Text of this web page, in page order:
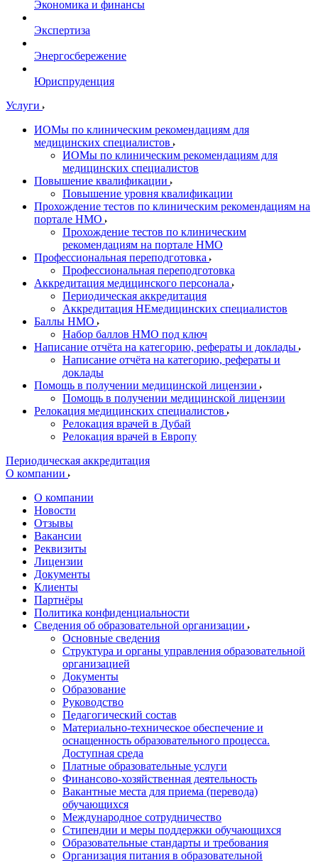
Экономика и финансы
Экспертиза
Энергосбережение
Юриспруденция
Услуги
ИОМы по клиническим рекомендациям для
медицинских специалистов
ИОМы по клиническим рекомендациям для
медицинских специалистов
Повышение квалификации
Повышение уровня квалификации
Прохождение тестов по клиническим рекомендациям на
портале НМО
Прохождение тестов по клиническим
рекомендациям на портале НМО
Профессиональная переподготовка
Профессиональная переподготовка
Аккредитация медицинского персонала
Периодическая аккредитация
Аккредитация НЕмедицинских специалистов
Баллы НМО
Набор баллов НМО под ключ
Написание отчёта на категорию, рефераты и доклады
Написание отчёта на категорию, рефераты и
доклады
Помощь в получении медицинской лицензии
Помощь в получении медицинской лицензии
Релокация медицинских специалистов
Релокация врачей в Дубай
Релокация врачей в Европу
Периодическая аккредитация
О компании
О компании
Новости
Отзывы
Вакансии
Реквизиты
Лицензии
Документы
Клиенты
Партнёры
Политика конфиденциальности
Сведения об образовательной организации
Основные сведения
Структура и органы управления образовательной
организацией
Документы
Образование
Руководство
Педагогический состав
Материально-техническое обеспечение и
оснащенность образовательного процесса.
Доступная среда
Платные образовательные услуги
Финансово-хозяйственная деятельность
Вакантные места для приема (перевода)
обучающихся
Международное сотрудничество
Стипендии и меры поддержки обучающихся
Образовательные стандарты и требования
Организация питания в образовательной